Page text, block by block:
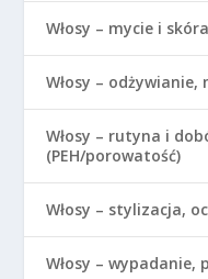
Włosy – mycie i
Włosy –
Włosy – rutyna i
(PEH/porowatość)
Włosy – stylizacja,
Włosy –